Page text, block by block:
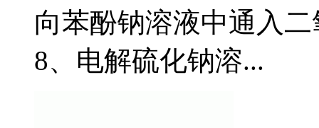
向苯酚钠溶液中通入
8、电解硫化钠溶...